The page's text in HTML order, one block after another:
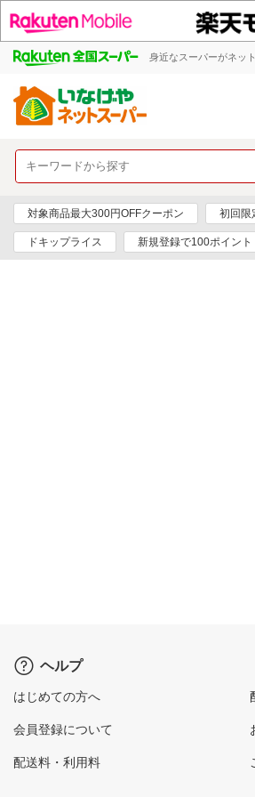
身近なスーパーがネッ
対象商品最大300円OFFクーポン 初回限
ドキップライス 新規登録で100ポイント
ヘルプ
はじめての方へ
会員登録について
配送料・利用料